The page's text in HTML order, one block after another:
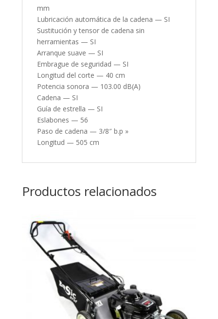
mm
Lubricación automática de la cadena — SI
Sustitución y tensor de cadena sin
herramientas — SI
Arranque suave — SI
Embrague de seguridad — SI
Longitud del corte — 40 cm
Potencia sonora — 103.00 dB(A)
Cadena — SI
Guía de estrella — SI
Eslabones — 56
Paso de cadena — 3/8″ b.p »
Longitud — 505 cm
Productos relacionados